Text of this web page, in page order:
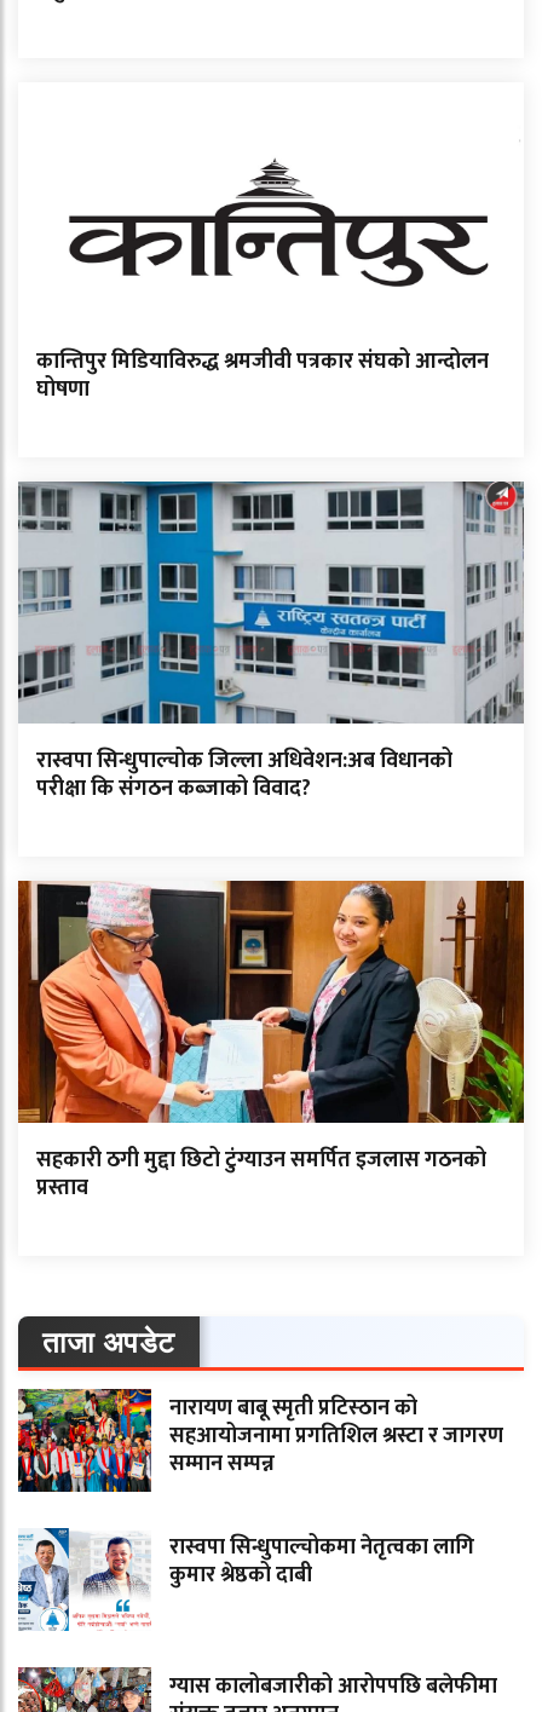
कान्तिपुर मिडियाविरुद्ध श्रमजीवी पत्रकार संघको आन्दोलन
घोषणा
रास्वपा सिन्धुपाल्चोक जिल्ला अधिवेशन:अब विधानको
परीक्षा कि संगठन कब्जाको विवाद?
सहकारी ठगी मुद्दा छिटो टुंग्याउन समर्पित इजलास गठनको
प्रस्ताव
ताजा अपडेट
नारायण बाबू स्मृती प्रटिस्ठान को
सहआयोजनामा प्रगतिशिल श्रस्टा र जागरण
सम्मान सम्पन्न
रास्वपा सिन्धुपाल्चोकमा नेतृत्वका लागि
कुमार श्रेष्ठको दाबी
ग्यास कालोबजारीको आरोपपछि बलेफीमा